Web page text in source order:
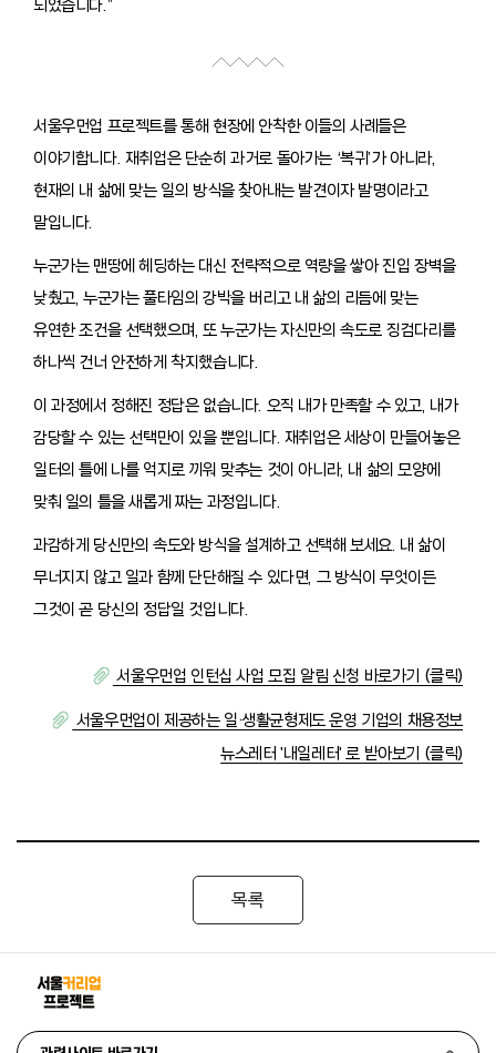
되었습니다.”
서울우먼업 프로젝트를 통해 현장에 안착한 이들의 사례들은
이야기합니다. 재취업은 단순히 과거로 돌아가는 ‘복귀’가 아니라,
현재의 내 삶에 맞는 일의 방식을 찾아내는 발견이자 발명이라고
말입니다.
누군가는 맨땅에 헤딩하는 대신 전략적으로 역량을 쌓아 진입 장벽을
낮췄고, 누군가는 풀타임의 강박을 버리고 내 삶의 리듬에 맞는
유연한 조건을 선택했으며, 또 누군가는 자신만의 속도로 징검다리를
하나씩 건너 안전하게 착지했습니다.
이 과정에서 정해진 정답은 없습니다. 오직 내가 만족할 수 있고, 내가
감당할 수 있는 선택만이 있을 뿐입니다. 재취업은 세상이 만들어놓은
일터의 틀에 나를 억지로 끼워 맞추는 것이 아니라, 내 삶의 모양에
맞춰 일의 틀을 새롭게 짜는 과정입니다.
과감하게 당신만의 속도와 방식을 설계하고 선택해 보세요. 내 삶이
무너지지 않고 일과 함께 단단해질 수 있다면, 그 방식이 무엇이든
그것이 곧 당신의 정답일 것입니다.
서울우먼업 인턴십 사업 모집 알림 신청 바로가기 (클릭)
서울우먼업이 제공하는 일·생활균형제도 운영 기업의 채용정보
뉴스레터 '내일레터' 로 받아보기 (클릭)
목록